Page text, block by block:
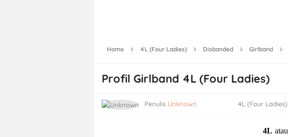
Home 4L (Four Ladies) Disbanded Girlband
Profil Girlband 4L (Four Ladies)
Penulis Unknown 4L (Four Ladies)
4L atau